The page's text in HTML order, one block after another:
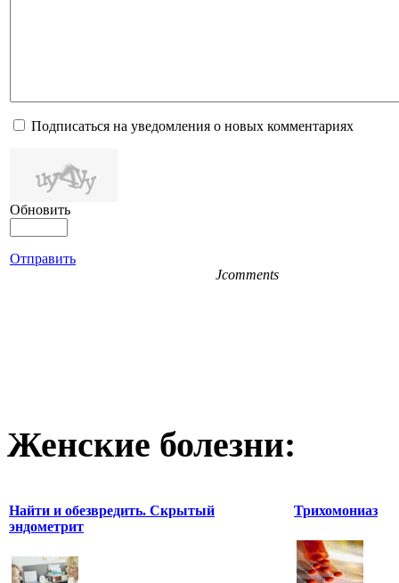
Подписаться на уведомления о новых комментариях
Обновить
Отправить
Jcomments
Женские болезни:
Найти и обезвредить. Скрытый
эндометрит
Трихомониаз